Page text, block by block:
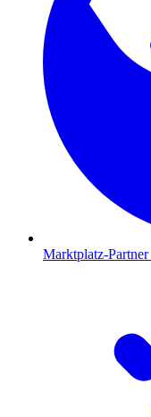
Marktplatz-Partner